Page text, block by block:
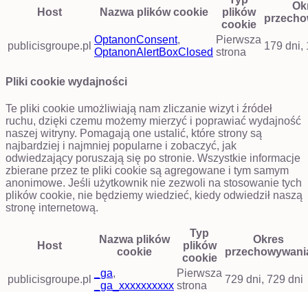
Host Nazwa plików cookie
plików
cookie
publicisgroupe.pl
OptanonConsent,
OptanonAlertBoxClosed
Pierwsza
strona
179 dni,
Pliki cookie wydajności
Te pliki cookie umożliwiają nam zliczanie wizyt i źródeł
ruchu, dzięki czemu możemy mierzyć i poprawiać wydajność
naszej witryny. Pomagają one ustalić, które strony są
najbardziej i najmniej popularne i zobaczyć, jak
odwiedzający poruszają się po stronie. Wszystkie informacje
zbierane przez te pliki cookie są agregowane i tym samym
anonimowe. Jeśli użytkownik nie zezwoli na stosowanie tych
plików cookie, nie będziemy wiedzieć, kiedy odwiedził naszą
stronę internetową.
Host
Nazwa plików
cookie
Typ
plików
cookie
Okres
publicisgroupe.pl
_ga,
_ga_xxxxxxxxxx
Pierwsza
strona
729 dni, 729 dni